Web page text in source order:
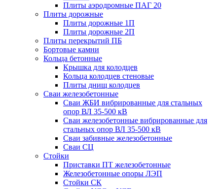
Плиты аэродромные ПАГ 20
Плиты дорожные
Плиты дорожные 1П
Плиты дорожные 2П
Плиты перекрытий ПБ
Бортовые камни
Кольца бетонные
Крышка для колодцев
Кольца колодцев стеновые
Плиты днищ колодцев
Сваи железобетонные
Сваи ЖБИ вибрированные для стальных
опор ВЛ 35-500 кВ
Сваи железобетонные вибрированные для
стальных опор ВЛ 35-500 кВ
Сваи забивные железобетонные
Сваи СЦ
Стойки
Приставки ПТ железобетонные
Железобетонные опоры ЛЭП
Стойки СК